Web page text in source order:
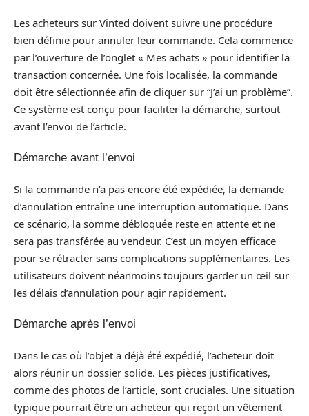
Les acheteurs sur Vinted doivent suivre une procédure
bien définie pour annuler leur commande. Cela commence
par l’ouverture de l’onglet « Mes achats » pour identifier la
transaction concernée. Une fois localisée, la commande
doit être sélectionnée afin de cliquer sur “J’ai un problème”.
Ce système est conçu pour faciliter la démarche, surtout
avant l’envoi de l’article.
Démarche avant l’envoi
Si la commande n’a pas encore été expédiée, la demande
d’annulation entraîne une interruption automatique. Dans
ce scénario, la somme débloquée reste en attente et ne
sera pas transférée au vendeur. C’est un moyen efficace
pour se rétracter sans complications supplémentaires. Les
utilisateurs doivent néanmoins toujours garder un œil sur
les délais d’annulation pour agir rapidement.
Démarche après l’envoi
Dans le cas où l’objet a déjà été expédié, l’acheteur doit
alors réunir un dossier solide. Les pièces justificatives,
comme des photos de l’article, sont cruciales. Une situation
typique pourrait être un acheteur qui reçoit un vêtement